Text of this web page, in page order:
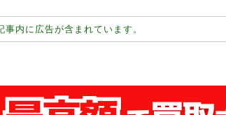
事内に広告が含まれています。